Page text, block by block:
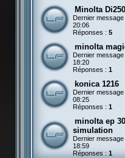
Minolta
Dernier
20:06
Réponses : 5
minolta
Dernier
18:20
Réponses : 1
konica 1216
Dernier
08:25
Réponses : 1
minolta ep
simulation
Dernier
18:59
Réponses :1